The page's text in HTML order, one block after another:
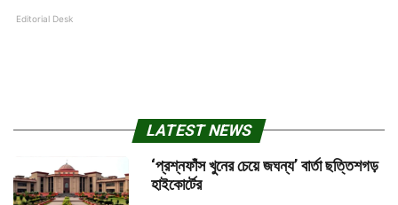
Editorial Desk
LATEST NEWS
‘প্রশ্নফাঁস খুনের চেয়ে জঘন্য’ বার্তা ছত্তিশগড়
হাইকোর্টের